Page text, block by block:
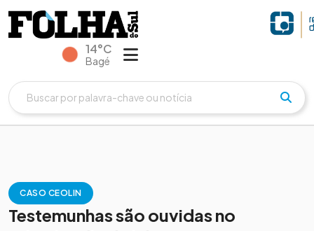
14°C
Bagé
CASO CEOLIN
Testemunhas são ouvidas no